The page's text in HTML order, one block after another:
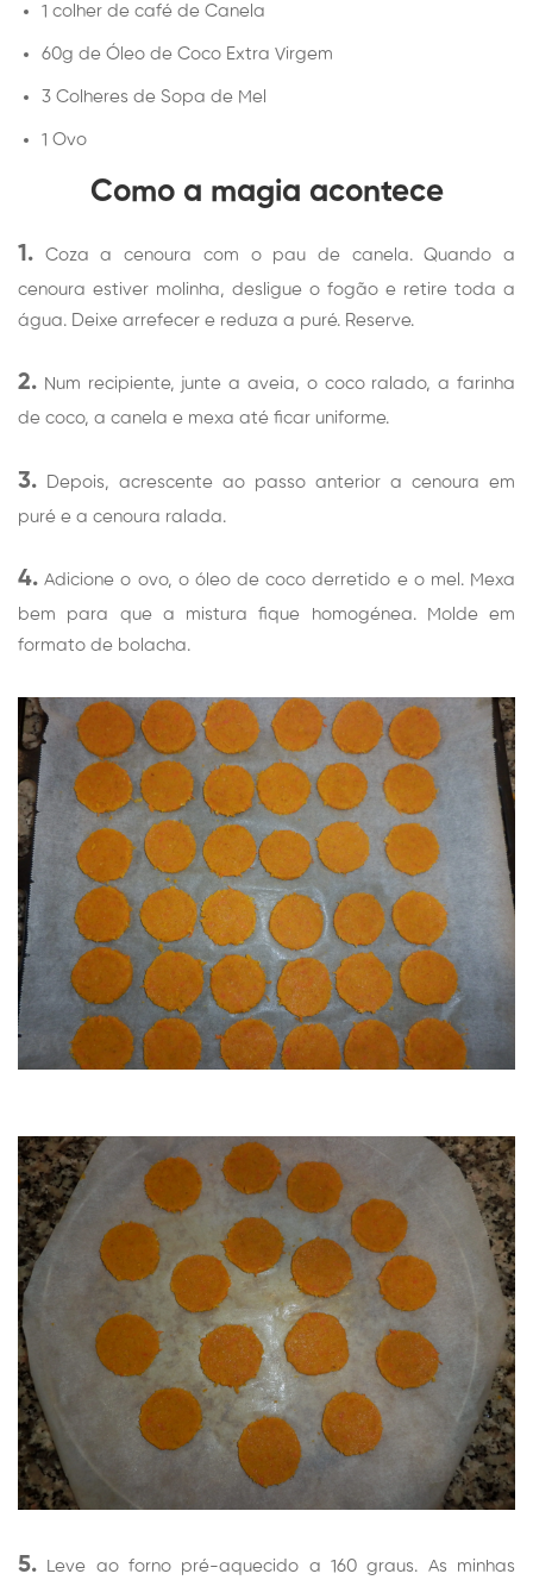
1 colher de café de Canela
60g de Óleo de Coco Extra Virgem
3 Colheres de Sopa de Mel
1 Ovo
Como a magia acontece
1.
Coza a cenoura com o pau de canela. Quando a
cenoura estiver molinha, desligue o fogão e retire toda a
água. Deixe arrefecer e reduza a puré. Reserve.
2. Num recipiente, junte a aveia, o coco ralado, a farinha
de coco, a canela e mexa até ficar uniforme.
3.
Depois, acrescente ao passo anterior a cenoura em
puré e a cenoura ralada.
4. Adicione o ovo, o óleo de coco derretido e o mel. Mexa
bem para que a mistura fique homogénea. Molde em
formato de bolacha.
5.
Leve ao forno pré-aquecido a 160 graus. As minhas